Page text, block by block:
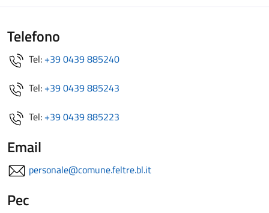
Telefono
Tel: +39 0439 885240
Tel: +39 0439 885243
Tel: +39 0439 885223
Email
personale@comune.feltre.bl.it
Pec